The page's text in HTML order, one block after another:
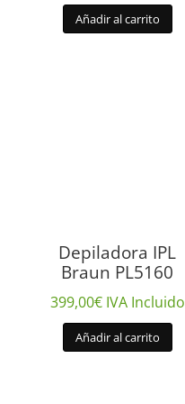
Añadir al carrito
Depiladora IPL
Braun PL5160
399,00€ IVA Incluido
Añadir al carrito